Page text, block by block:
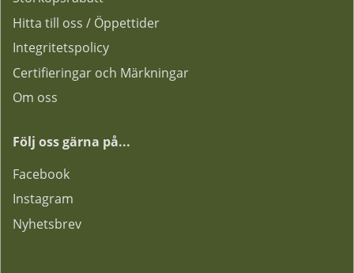
Hitta till oss / Öppettider
Integritetspolicy
Certifieringar och Märkningar
Om oss
Följ oss gärna på...
Facebook
Instagram
Nyhetsbrev